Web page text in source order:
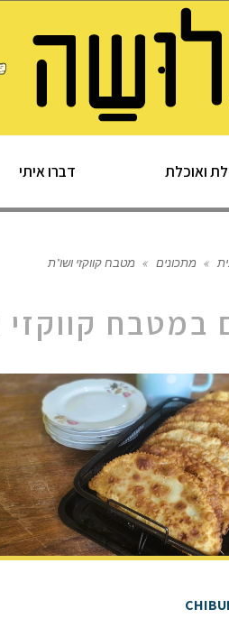
ואוכלת דברו איתי
» מתכונים » מטבח קווקזי ושו"ת
במטבח